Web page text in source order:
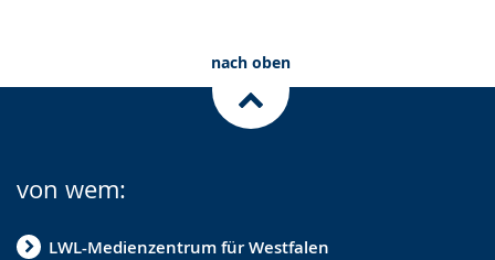
nach oben
von wem:
LWL-Medienzentrum für Westfalen